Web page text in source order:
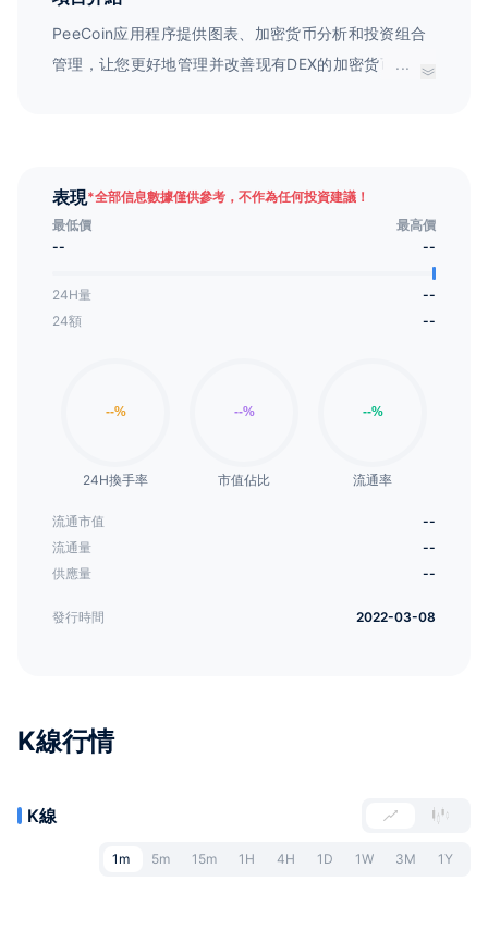
PeeCoin应用程序提供图表、加密货币分析和投资组合
管理，让您更好地管理并改善现有DEX的加密货币交易
...
表現*全部信息數據僅供參考，不作為任何投資建議！
最低價
最高價
--
--
24H量
--
24額
--
24H換手率 市值佔比 流通率
流通市值
--
流通量
--
供應量
--
發行時間 2022-03-08
K線行情
K線
1m 5m 15m 1H 4H 1D 1W 3M 1Y